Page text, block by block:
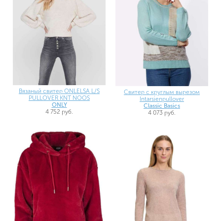
Вязаный свитер ONLELSA L/S
PULLOVER KNT NOOS
ONLY
4 752 руб.
Свитер с круглым вырезом
Intarsienpullover
Classic Basics
4 073 руб.